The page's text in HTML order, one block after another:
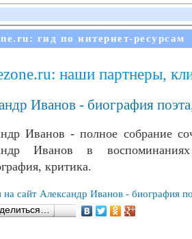
гид по интернет-ресурсам
наши партнеры,
Иванов - биография
Иванов - полное собрание
Иванов в
критика.
на сайт Александр Иванов - биография